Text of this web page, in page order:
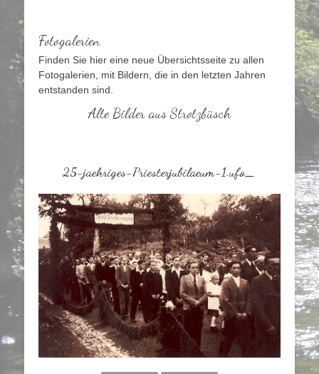
Fotogalerien
Finden Sie hier eine neue Übersichtsseite zu allen
Fotogalerien, mit Bildern, die in den letzten Jahren
entstanden sind.
Alte Bilder aus Strotzbüsch
25-jaehriges-Priesterjubilaeum-1.ufo_